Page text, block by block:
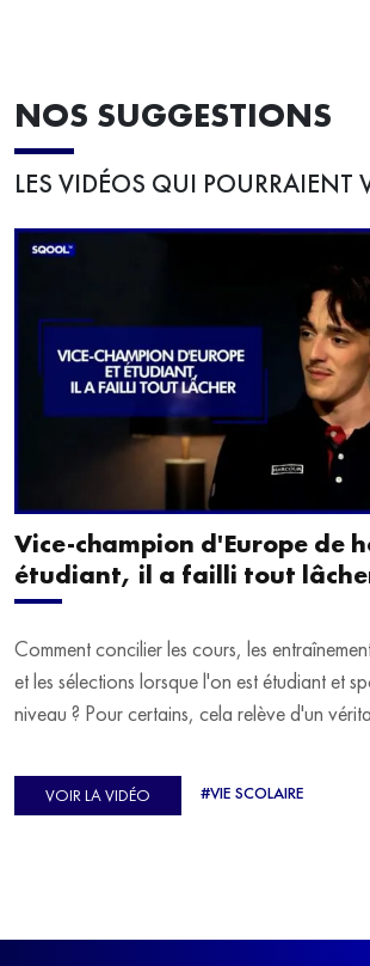
NOS SUGGESTIONS
LES VIDÉOS QUI POURRAIENT
Vice-champion d'Europe de
étudiant, il a failli tout
Comment concilier les cours, les
et les sélections lorsque l'on est étudiant et
niveau ? Pour certains, cela relève d'un
d'Europe de Horse-ball, qui a failli
avant de trouver un nouvel équilibre.
VOIR LA VIDÉO #VIE SCOLAIRE